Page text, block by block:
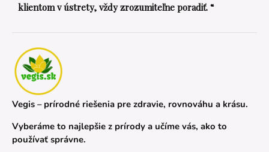
klientom v ústrety, vždy zrozumiteľne poradiť. “
Vegis – prírodné riešenia pre zdravie, rovnováhu a krásu.
Vyberáme to najlepšie z prírody a učíme vás, ako to
používať správne.